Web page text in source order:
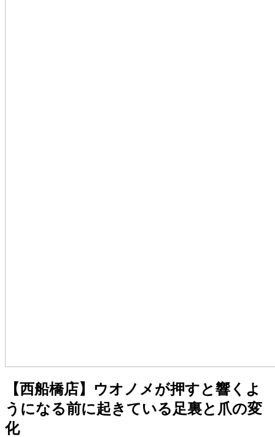
【西船橋店】ウオノメが押すと響くよ
うになる前に起きている足裏と爪の変
化